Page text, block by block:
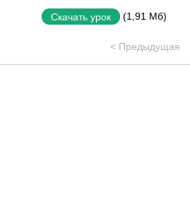
Скачать урок (1,91 Мб)
< Предыдущая